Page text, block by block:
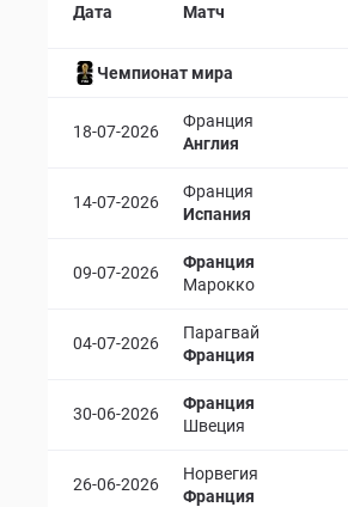
Дата
Матч
Чемпионат мира
18-07-2026
Франция
Англия
14-07-2026
Франция
Испания
09-07-2026
Франция
Марокко
04-07-2026
Парагвай
Франция
30-06-2026
Франция
Швеция
26-06-2026
Норвегия
Франция